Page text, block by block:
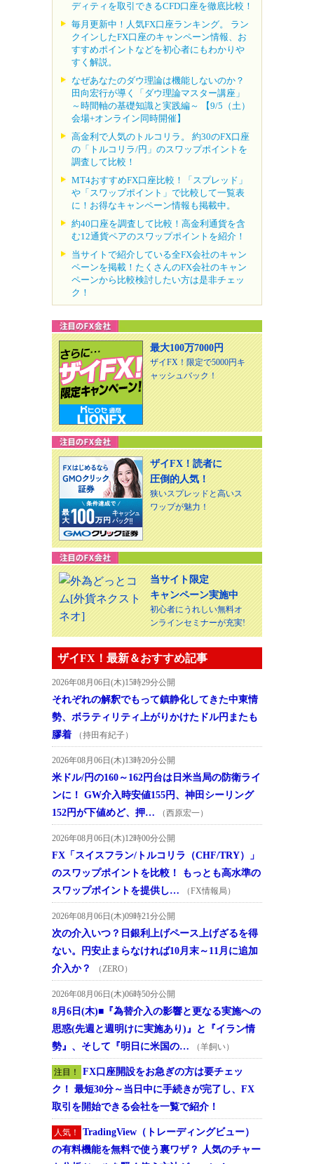
ディティを取引できるCFD口座を徹底比較！
毎月更新中！人気FX口座ランキング。 ラン
クインしたFX口座のキャンペーン情報、お
すすめポイントなどを初心者にもわかりや
すく解説。
なぜあなたのダウ理論は機能しないのか？
田向宏行が導く「ダウ理論マスター講座」
～時間軸の基礎知識と実践編～ 【9/5（土）
会場+オンライン同時開催】
高金利で人気のトルコリラ。 約30のFX口座
の「トルコリラ/円」のスワップポイントを
調査して比較！
MT4おすすめFX口座比較！「スプレッド」
や「スワップポイント」で比較して一覧表
に！お得なキャンペーン情報も掲載中。
約40口座を調査して比較！高金利通貨を含
む12通貨ペアのスワップポイントを紹介！
当サイトで紹介している全FX会社のキャン
ペーンを掲載！たくさんのFX会社のキャン
ペーンから比較検討したい方は是非チェッ
ク！
最大100万7000円
ザイFX！限定で5000円キ
ャッシュバック！
ザイFX！読者に
圧倒的人気！
狭いスプレッドと高いス
ワップが魅力！
当サイト限定
キャンペーン実施中
初心者にうれしい無料オ
ンラインセミナーが充実!
ザイFX！最新＆おすすめ記事
2026年08月06日(木)15時29分公開
それぞれの解釈でもって鎮静化してきた中東情
勢、ボラティリティ上がりかけたドル円またも
膠着
（持田有紀子）
2026年08月06日(木)13時20分公開
米ドル/円の160～162円台は日米当局の防衛ライ
ンに！ GW介入時安値155円、神田シーリング
152円が下値めど、押…
（西原宏一）
2026年08月06日(木)12時00分公開
FX「スイスフラン/トルコリラ（CHF/TRY）」
のスワップポイントを比較！ もっとも高水準の
スワップポイントを提供し…
（FX情報局）
2026年08月06日(木)09時21分公開
次の介入いつ？日銀利上げペース上げざるを得
ない。円安止まらなければ10月末～11月に追加
介入か？
（ZERO）
2026年08月06日(木)06時50分公開
8月6日(木)■『為替介入の影響と更なる実施への
思惑(先週と週明けに実施あり)』と『イラン情
勢』、そして『明日に米国の…
（羊飼い）
注目！
FX口座開設をお急ぎの方は要チェッ
ク！ 最短30分～当日中に手続きが完了し、FX
取引を開始できる会社を一覧で紹介！
人気！
TradingView（トレーディングビュー）
の有料機能を無料で使う裏ワザ？ 人気のチャー